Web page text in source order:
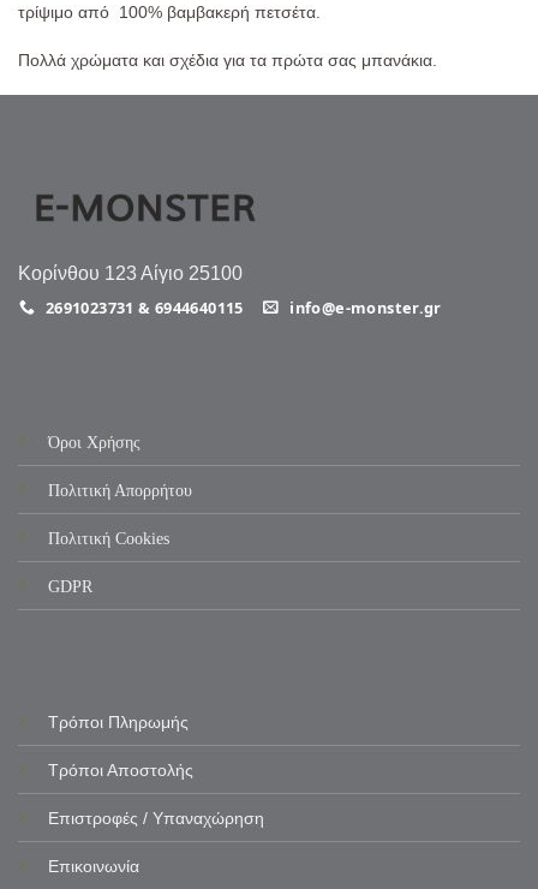
τρίψιμο από 100% βαμβακερή πετσέτα.
Πολλά χρώματα και σχέδια για τα πρώτα σας μπανάκια.
Κορίνθου 123 Αίγιο 25100
2691023731 & 6944640115 info@e-monster.gr
Όροι Χρήσης
Πολιτική Απορρήτου
Πολιτική Cookies
GDPR
Τρόποι Πληρωμής
Τρόποι Αποστολής
Επιστροφές / Υπαναχώρηση
Επικοινωνία